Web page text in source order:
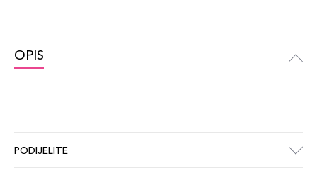
OPIS
PODIJELITE